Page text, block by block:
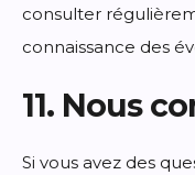
consulter
connaissance des
11. Nous
Si vous avez des